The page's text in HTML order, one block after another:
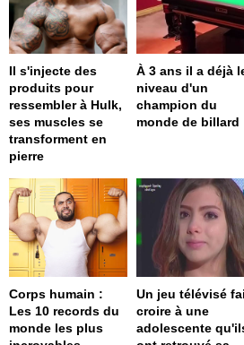
Il s'injecte des
produits pour
ressembler à Hulk,
ses muscles se
transforment en
pierre
À 3 ans il a déjà
niveau d'un
champion du
monde de billard
Corps humain :
Les 10 records du
monde les plus
Un jeu télévisé
croire à une
adolescente